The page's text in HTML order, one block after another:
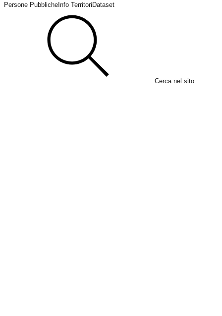
Persone Pubbliche Info Territori Dataset
Cerca nel sito